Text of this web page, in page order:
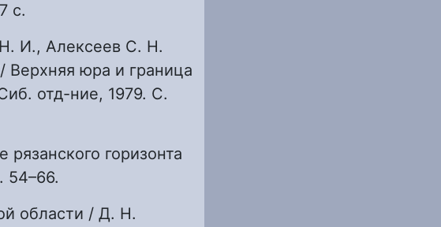
с.
И., Алексеев С. Н.
Верхняя юра и граница
отд-ние, 1979. С.
горизонта
области / Д. Н.